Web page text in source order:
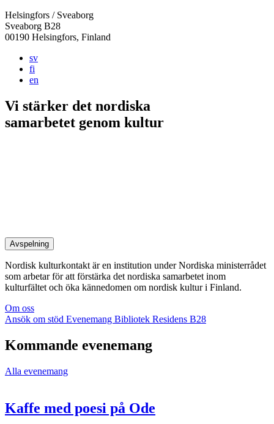
Helsingfors / Sveaborg
Sveaborg B28
00190 Helsingfors, Finland
sv
fi
en
Vi stärker det nordiska
samarbetet genom kultur
Avspelning
Nordisk kulturkontakt är en institution under Nordiska ministerrådet
som arbetar för att förstärka det nordiska samarbetet inom
kulturfältet och öka kännedomen om nordisk kultur i Finland.
Om oss
Ansök om stöd Evenemang Bibliotek Residens B28
Kommande evenemang
Alla evenemang
Kaffe med poesi på Ode